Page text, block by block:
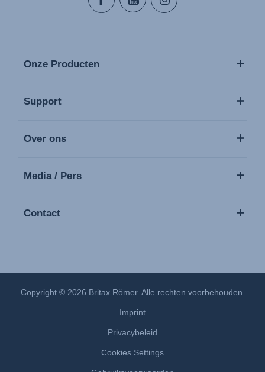
Onze Producten
Support
Over ons
Media / Pers
Contact
Copyright © 2026 Britax Römer. Alle rechten voorbehouden.
Imprint
Privacybeleid
Cookies Settings